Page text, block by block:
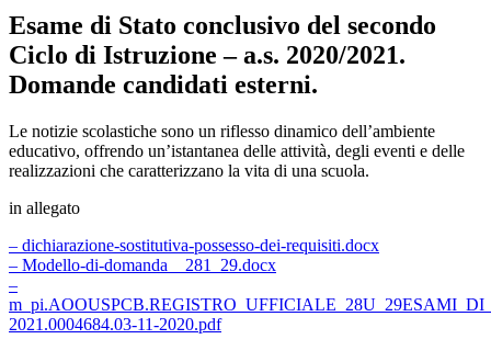
Esame di Stato conclusivo del secondo
Ciclo di Istruzione – a.s. 2020/2021.
Domande candidati esterni.
Le notizie scolastiche sono un riflesso dinamico dell’ambiente
educativo, offrendo un’istantanea delle attività, degli eventi e delle
realizzazioni che caratterizzano la vita di una scuola.
in allegato
– dichiarazione-sostitutiva-possesso-dei-requisiti.docx
– Modello-di-domanda__281_29.docx
–
2021.0004684.03-11-2020.pdf